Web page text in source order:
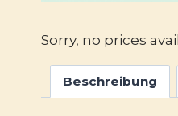
Sorry, no prices
Beschreibung